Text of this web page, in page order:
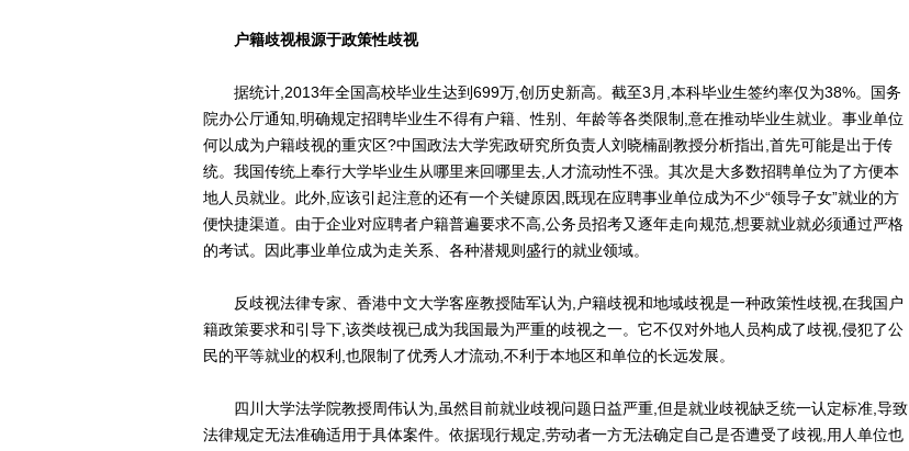
户籍歧视根源于政策性歧视
据统计,2013年全国高校毕业生达到699万,创历史新高。截至3月,本科毕业生签约率仅为38%。国务
院办公厅通知,明确规定招聘毕业生不得有户籍、性别、年龄等各类限制,意在推动毕业生就业。事业单位
何以成为户籍歧视的重灾区?中国政法大学宪政研究所负责人刘晓楠副教授分析指出,首先可能是出于传
统。我国传统上奉行大学毕业生从哪里来回哪里去,人才流动性不强。其次是大多数招聘单位为了方便本
地人员就业。此外,应该引起注意的还有一个关键原因,既现在应聘事业单位成为不少“领导子女”就业的方
便快捷渠道。由于企业对应聘者户籍普遍要求不高,公务员招考又逐年走向规范,想要就业就必须通过严格
的考试。因此事业单位成为走关系、各种潜规则盛行的就业领域。
反歧视法律专家、香港中文大学客座教授陆军认为,户籍歧视和地域歧视是一种政策性歧视,在我国户
籍政策要求和引导下,该类歧视已成为我国最为严重的歧视之一。它不仅对外地人员构成了歧视,侵犯了公
民的平等就业的权利,也限制了优秀人才流动,不利于本地区和单位的长远发展。
四川大学法学院教授周伟认为,虽然目前就业歧视问题日益严重,但是就业歧视缺乏统一认定标准,导致
法律规定无法准确适用于具体案件。依据现行规定,劳动者一方无法确定自己是否遭受了歧视,用人单位也